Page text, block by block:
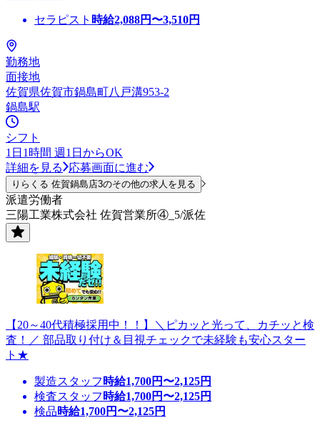
セラピスト 時給2,088円〜3,510円
勤務地
面接地
佐賀県佐賀市鍋島町八戸溝953-2
鍋島駅
シフト
1日1時間 週1日からOK
詳細を見る
応募画面に進む
りらくる 佐賀鍋島店3のその他の求人を見る
派遣労働者
三陽工業株式会社 佐賀営業所④_5/派佐
【20～40代積極採用中！！】＼ピカッと光って、カチッと検
査！／ 部品取り付け＆目視チェックで未経験も安心スター
ト★
製造スタッフ 時給1,700円〜2,125円
検査スタッフ 時給1,700円〜2,125円
検品時給1,700円〜2,125円